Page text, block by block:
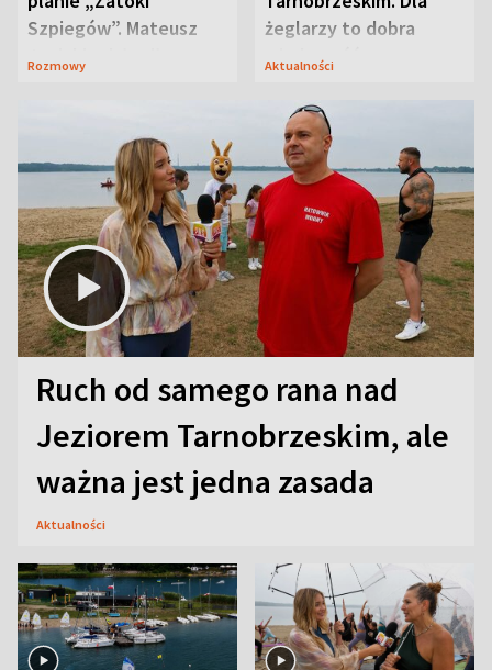
Szpiegów”. Mateusz
Janicki odsłonił
Rozmowy
żeglarzy to dobra
wiadomość
Aktualności
Ruch od samego rana nad
Jeziorem Tarnobrzeskim, ale
ważna jest jedna zasada
Aktualności